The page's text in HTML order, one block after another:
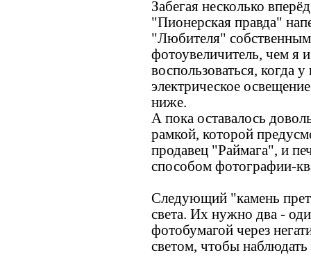
Забегая несколько
"Пионерская правда"
"Любителя"
фотоувеличитель, чем я
воспользоваться, когда
электрическое
ниже.
А пока оставалось
рамкой, которой
продавец "Раймага", и
способом фотографии-
Следующий "камень
света. Их нужно два -
фотобумагой через
светом, чтобы